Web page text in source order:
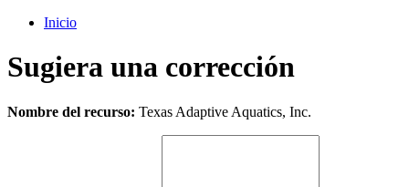
Inicio
Sugiera una corrección
Leave
Nombre del recurso: Texas Adaptive Aquatics, Inc.